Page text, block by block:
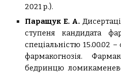
2021р.).
Паращук Е. А.
ступеня кандидата
спеціальністю 15.00.02
фармакогнозія.
бедринцю